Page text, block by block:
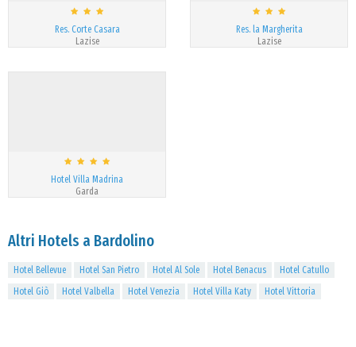
Res. Corte Casara
Lazise
Res. la Margherita
Lazise
Hotel Villa Madrina
Garda
Altri Hotels a Bardolino
Hotel Bellevue Hotel San Pietro Hotel Al Sole Hotel Benacus
Hotel Catullo
Hotel Giò
Hotel Valbella Hotel Venezia Hotel Villa Katy Hotel Vittoria